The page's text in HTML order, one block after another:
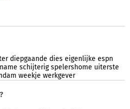
diepgaande dies eigenlijke espn
schijterig spelershome uiterste
weekje werkgever